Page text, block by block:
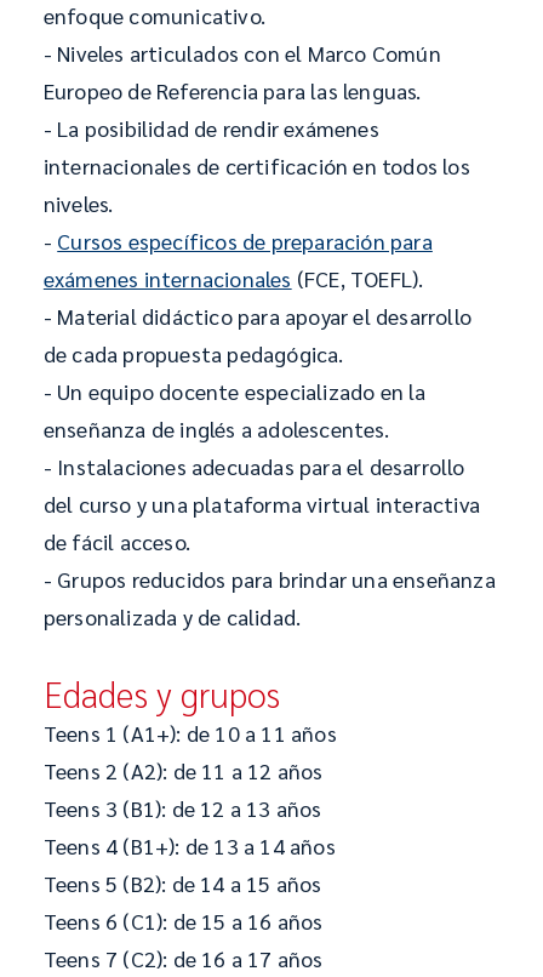
enfoque comunicativo.
- Niveles articulados con el Marco Común
Europeo de Referencia para las lenguas.
- La posibilidad de rendir exámenes
internacionales de certificación en todos los
niveles.
- Cursos específicos de preparación para
exámenes internacionales (FCE, TOEFL).
- Material didáctico para apoyar el desarrollo
de cada propuesta pedagógica.
- Un equipo docente especializado en la
enseñanza de inglés a adolescentes.
- Instalaciones adecuadas para el desarrollo
del curso y una plataforma virtual interactiva
de fácil acceso.
- Grupos reducidos para brindar una enseñanza
personalizada y de calidad.
Edades y grupos
Teens 1 (A1+): de 10 a 11 años
Teens 2 (A2): de 11 a 12 años
Teens 3 (B1): de 12 a 13 años
Teens 4 (B1+): de 13 a 14 años
Teens 5 (B2): de 14 a 15 años
Teens 6 (C1): de 15 a 16 años
Teens 7 (C2): de 16 a 17 años